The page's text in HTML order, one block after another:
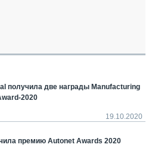
ПЛАНОМ
ТЕХНИКИ
получила две награды Manufacturing
2020
19.10.2020
премию Autonet Awards 2020